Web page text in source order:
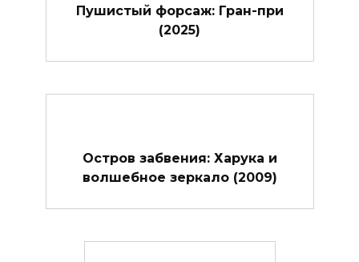
Пушистый форсаж: Гран-при
(2025)
Остров забвения: Харука и
волшебное зеркало (2009)